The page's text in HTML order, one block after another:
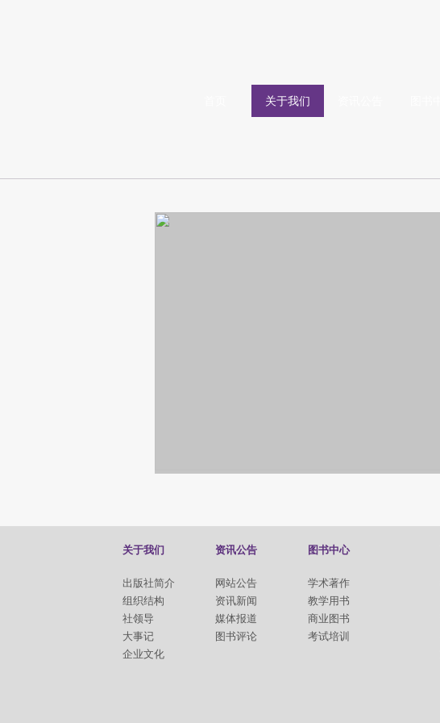
关于我们
关于我们
出版社简介
组织结构
社领导
大事记
企业文化
资讯公告
网站公告
资讯新闻
媒体报道
图书评论
图书中心
学术著作
教学用书
商业图书
考试培训